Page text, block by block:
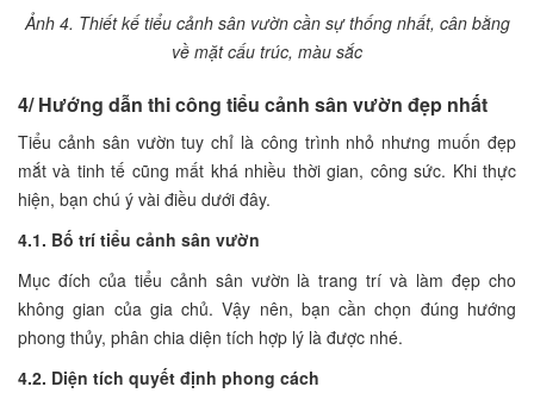
Ảnh 4. Thiết kế tiểu cảnh sân vườn cần sự thống nhất, cân bằng
về mặt cấu trúc, màu sắc
4/ Hướng dẫn thi công tiểu cảnh sân vườn đẹp nhất
Tiểu cảnh sân vườn tuy chỉ là công trình nhỏ nhưng muốn đẹp
mắt và tinh tế cũng mất khá nhiều thời gian, công sức. Khi thực
hiện, bạn chú ý vài điều dưới đây.
4.1. Bố trí tiểu cảnh sân vườn
Mục đích của tiểu cảnh sân vườn là trang trí và làm đẹp cho
không gian của gia chủ. Vậy nên, bạn cần chọn đúng hướng
phong thủy, phân chia diện tích hợp lý là được nhé.
4.2. Diện tích quyết định phong cách